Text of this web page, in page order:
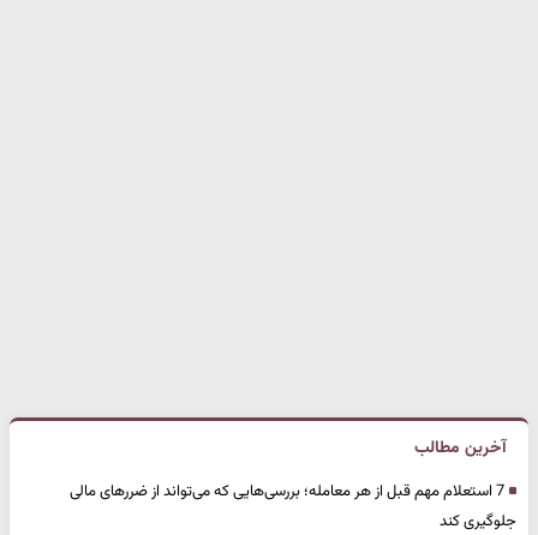
آخرین مطالب
7 استعلام مهم قبل از هر معامله؛ بررسی‌هایی که می‌تواند از ضررهای مالی
جلوگیری کند